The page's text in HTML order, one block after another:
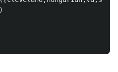
)